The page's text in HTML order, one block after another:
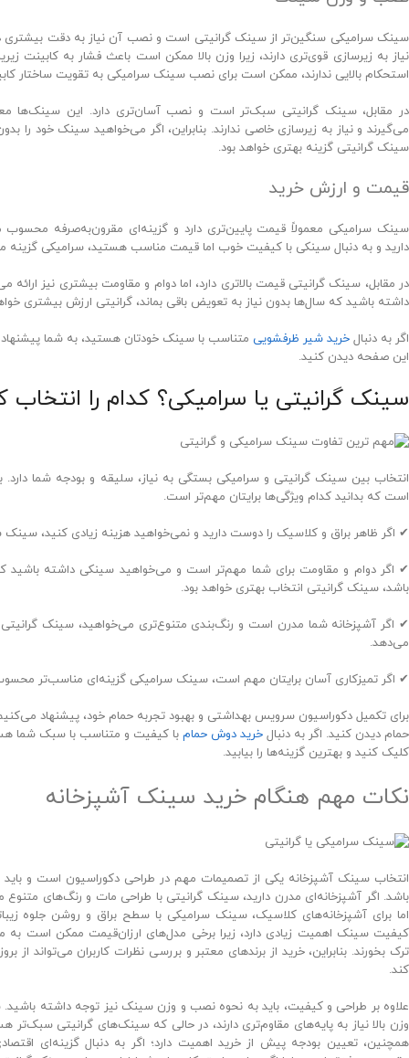
سینک سرامیکی سنگین‌تر از سینک گرانیتی است و نصب آن نیاز به دقت بیشتری
نیاز به زیرسازی قوی‌تری دارند، زیرا وزن بالا ممکن است باعث فشار به کابینت
استحکام بالایی ندارند، ممکن است برای نصب سینک سرامیکی به تقویت ساختار
در مقابل، سینک گرانیتی سبک‌تر است و نصب آسان‌تری دارد. این سینک‌ها
می‌گیرند و نیاز به زیرسازی خاصی ندارند. بنابراین، اگر می‌خواهید سینک خود را
سینک گرانیتی گزینه بهتری خواهد بود.
قیمت و ارزش خرید
سینک سرامیکی معمولاً قیمت پایین‌تری دارد و گزینه‌ای مقرون‌به‌صرفه
دارید و به دنبال سینکی با کیفیت خوب اما قیمت مناسب هستید، سرامیکی گزینه
در مقابل، سینک گرانیتی قیمت بالاتری دارد، اما دوام و مقاومت بیشتری نیز
داشته باشید که سال‌ها بدون نیاز به تعویض باقی بماند، گرانیتی ارزش بیشتری
اگر به دنبال خرید شیر ظرفشویی متناسب با سینک خودتان هستید، به شما
این صفحه دیدن کنید.
سینک گرانیتی یا سرامیکی؟ کدام را انتخاب
انتخاب بین سینک گرانیتی و سرامیکی بستگی به نیاز، سلیقه و بودجه شما دارد.
است که بدانید کدام ویژگی‌ها برایتان مهم‌تر است.
✔ اگر ظاهر براق و کلاسیک را دوست دارید و نمی‌خواهید هزینه زیادی کنید،
✔ اگر دوام و مقاومت برای شما مهم‌تر است و می‌خواهید سینکی داشته باشید
باشد، سینک گرانیتی انتخاب بهتری خواهد بود.
✔ اگر آشپزخانه شما مدرن است و رنگ‌بندی متنوع‌تری می‌خواهید، سینک
می‌دهد.
✔ اگر تمیزکاری آسان برایتان مهم است، سینک سرامیکی گزینه‌ای مناسب‌تر
برای تکمیل دکوراسیون سرویس بهداشتی و بهبود تجربه حمام خود، پیشنهاد
حمام دیدن کنید. اگر به دنبال خرید دوش حمام با کیفیت و متناسب با سبک شما
کلیک کنید و بهترین گزینه‌ها را بیابید.
نکات مهم هنگام خرید سینک آشپزخانه
انتخاب سینک آشپزخانه یکی از تصمیمات مهم در طراحی دکوراسیون است و
باشد. اگر آشپزخانه‌ای مدرن دارید، سینک گرانیتی با طراحی مات و رنگ‌های متنوع
اما برای آشپزخانه‌های کلاسیک، سینک سرامیکی با سطح براق و روشن جلوه
کیفیت سینک اهمیت زیادی دارد، زیرا برخی مدل‌های ارزان‌قیمت ممکن است به
ترک بخورند. بنابراین، خرید از برندهای معتبر و بررسی نظرات کاربران می‌تواند از
کند.
علاوه بر طراحی و کیفیت، باید به نحوه نصب و وزن سینک نیز توجه داشته
وزن بالا نیاز به پایه‌های مقاوم‌تری دارند، در حالی که سینک‌های گرانیتی
همچنین، تعیین بودجه پیش از خرید اهمیت دارد؛ اگر به دنبال گزینه‌ای